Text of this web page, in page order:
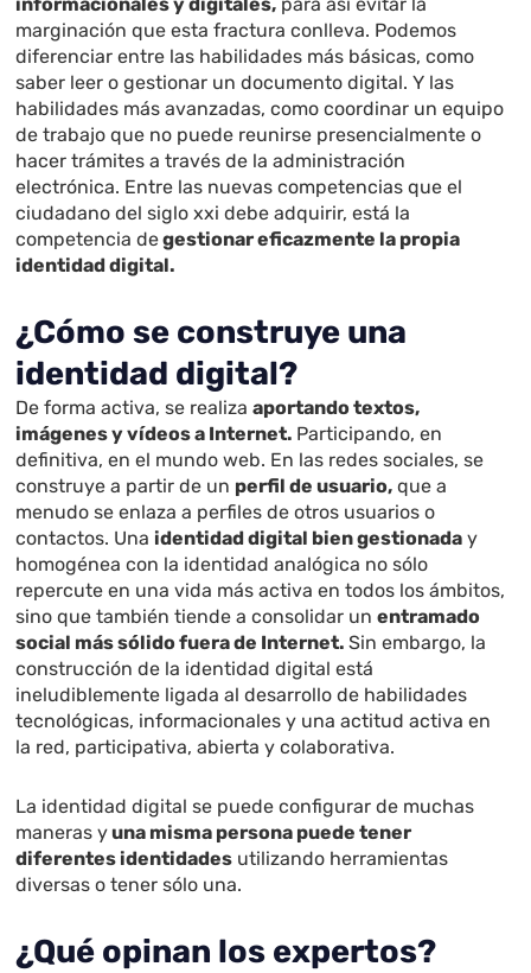
marginación que esta fractura conlleva. Podemos
diferenciar entre las habilidades más básicas, como
saber leer o gestionar un documento digital. Y las
habilidades más avanzadas, como coordinar un equipo
de trabajo que no puede reunirse presencialmente o
hacer trámites a través de la administración
electrónica. Entre las nuevas competencias que el
ciudadano del siglo xxi debe adquirir, está la
competencia degestionar eficazmente la propia
identidad digital.
¿Cómo se construye una
identidad digital?
De forma activa, se realizaaportando textos,
imágenes y vídeos a Internet. Participando, en
definitiva, en el mundo web. En las redes sociales, se
construye a partir de un perfil de usuario, que a
menudo se enlaza a perfiles de otros usuarios o
contactos. Una identidad digital bien gestionada y
homogénea con la identidad analógica no sólo
repercute en una vida más activa en todos los ámbitos,
sino que también tiende a consolidar unentramado
social más sólido fuera de Internet.Sin embargo, la
construcción de la identidad digital está
ineludiblemente ligada al desarrollo de habilidades
tecnológicas, informacionales y una actitud activa en
la red, participativa, abierta y colaborativa.
La identidad digital se puede configurar de muchas
maneras yuna misma persona puede tener
diferentes identidades utilizando herramientas
diversas o tener sólo una.
¿Qué opinan los expertos?